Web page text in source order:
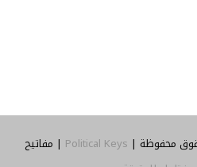
Political Keys | مفاتيح